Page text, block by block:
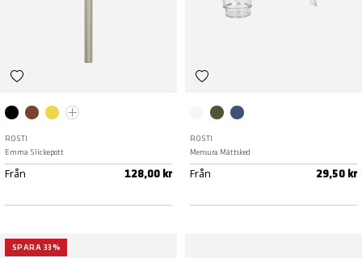
ROSTI
Emma Slickepott
Från 128,00 kr
ROSTI
Mensura Måttsked
Från 29,50 kr
SPARA 33%